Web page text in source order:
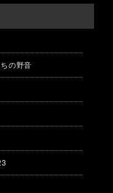
の野音